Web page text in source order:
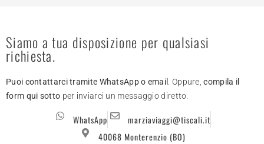
Siamo a tua disposizione per qualsiasi
richiesta.
Puoi contattarci tramite WhatsApp o email . Oppure,compila il
form qui sotto per inviarci un messaggio diretto.
WhatsApp
marziaviaggi@tiscali.it
40068 Monterenzio (BO)